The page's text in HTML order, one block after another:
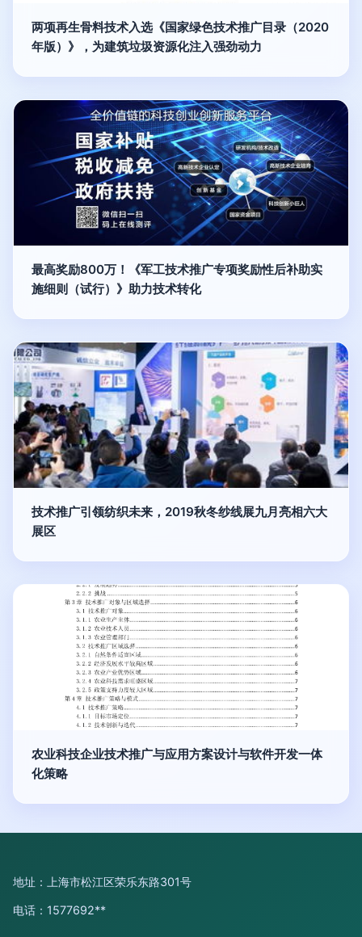
两项再生骨料技术入选《国家绿色技术推广目录（2020
年版）》，为建筑垃圾资源化注入强劲动力
最高奖励800万！《军工技术推广专项奖励性后补助实
施细则（试行）》助力技术转化
技术推广引领纺织未来，2019秋冬纱线展九月亮相六大
展区
农业科技企业技术推广与应用方案设计与软件开发一体
化策略
地址：上海市松江区荣乐东路301号
电话：1577692**